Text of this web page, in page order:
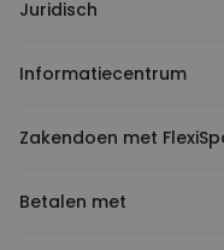
Juridisch
Informatiecentrum
Zakendoen met
Betalen met